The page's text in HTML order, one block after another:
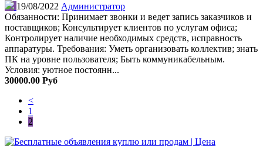
19/08/2022 Администратор
Обязанности: Принимает звонки и ведет запись заказчиков и
поставщиков; Консультирует клиентов по услугам офиса;
Контролирует наличие необходимых средств, исправность
аппаратуры. Требования: Уметь организовать коллектив; знать
ПК на уровне пользователя; Быть коммуникабельным.
Условия: уютное постоянн...
30000.00 Руб
<
1
2